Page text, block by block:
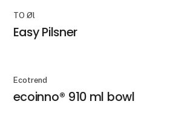
TO Øl
Easy Pilsner
Ecotrend
ecoinno® 910 ml bowl